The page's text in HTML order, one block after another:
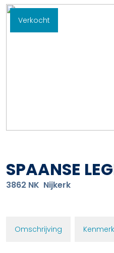
Verkocht
SPAANSE
3862 NK Nijkerk
Omschrijving